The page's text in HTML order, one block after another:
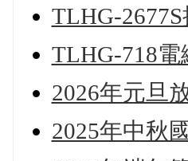
TLHG-
TLHG-718
2026年元旦
2025年中秋